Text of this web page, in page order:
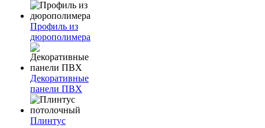
Профиль из
дюрополимера
Декоративные
панели ПВХ
Плинтус